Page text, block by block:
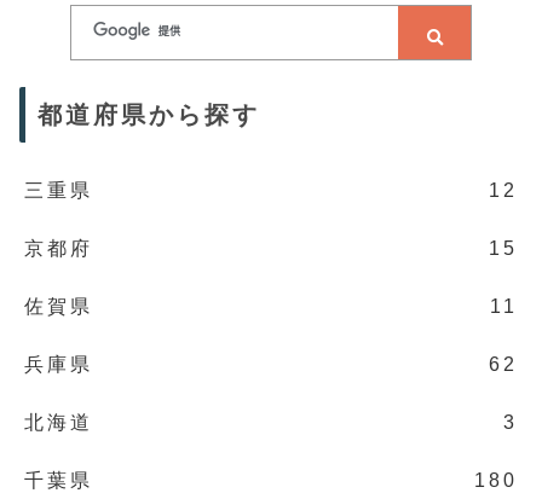
都道府県から探す
三重県 12
京都府 15
佐賀県 11
兵庫県 62
北海道 3
千葉県 180